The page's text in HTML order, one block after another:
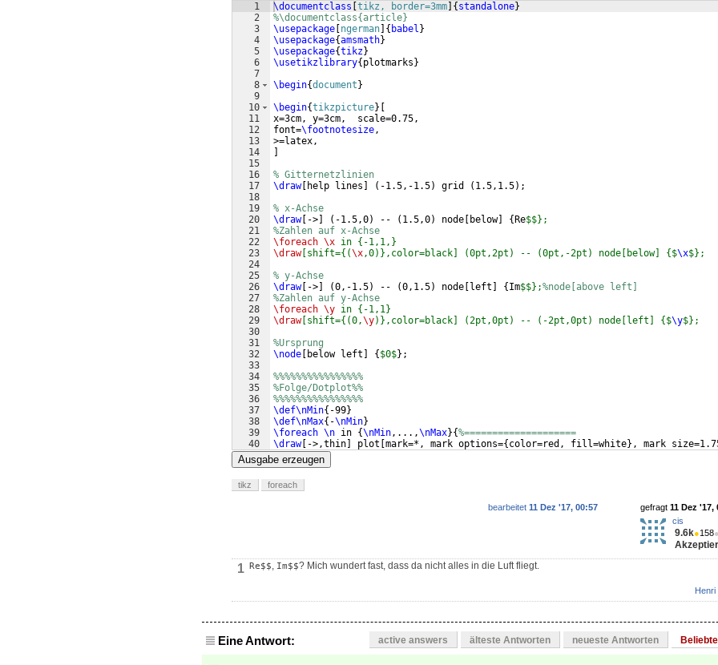
1
2
3
4
5
6
7
8
9
10
11
12
13
14
15
16
17
18
19
20
21
22
23
24
25
26
27
28
29
30
31
32
33
34
35
36
37
38
39
40
41
\documentclass tikz, border=3mm { standalone}
%\documentclass{article}
\usepackage ngerman { babel }
\usepackage{amsmath}
\usepackage{tikz}
\usetikzlibrary{ plotmarks }
\begin{document }
\begin{tikzpicture}
x=3cm, y=3cm,  scale=0.75,
font=\footnotesize,
>=latex,
% Gitternetzlinien
\draw[ help lines ( -1.5,-1.5) grid ( 1.5,1.5) ;
% x-Achse
\draw[ -> ( -1.5,0) -- ( 1.5,0) node below] { Re$$};
%Zahlen auf x-Achse
\foreach \x in {-1,1,}
\draw[shift={(\x,0)},color=black] (0pt,2pt) -- (0pt,-2pt) node[below] {$\x$};
% y-Achse
\draw[ -> (0,-1.5) -- (0,1.5) node left { Im$$};%node[above left]
%Zahlen auf y-Achse
\foreach \y in {-1,1}
\draw[shift={(0,\y)},color=black] (2pt,0pt) -- (-2pt,0pt) node[left] {$\y$};
%Ursprung
\node
below left { $0$} ;
%%%%%%%%%%%%%%%%
%Folge/Dotplot%%
%%%%%%%%%%%%%%%%
\def\nMin{ -99}
\def\nMax{ -\nMin}
\foreach \n in {\nMin,...,\nMax}{%====================
\draw[ ->,thin plot mark=*, mark options={ color=red, fill=white} , mark
coordinates
Ausgabe erzeugen
tikz foreach
gefragt 11 Dez '17,
cis
9.6k●158●
bearbeitet 11 Dez '17, 00:57
1 Re$$, Im$$? Mich wundert fast, dass da nicht alles in die Luft fliegt.
Henri
Eine Antwort: active answers älteste Antworten neueste Antworten